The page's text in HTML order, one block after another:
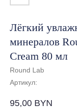
Лёгкий
минералов
Cream 80 мл
Round Lab
Артикул:
95,00 BYN